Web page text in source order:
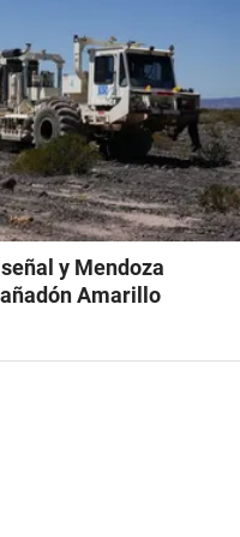
y Mendoza
Amarillo